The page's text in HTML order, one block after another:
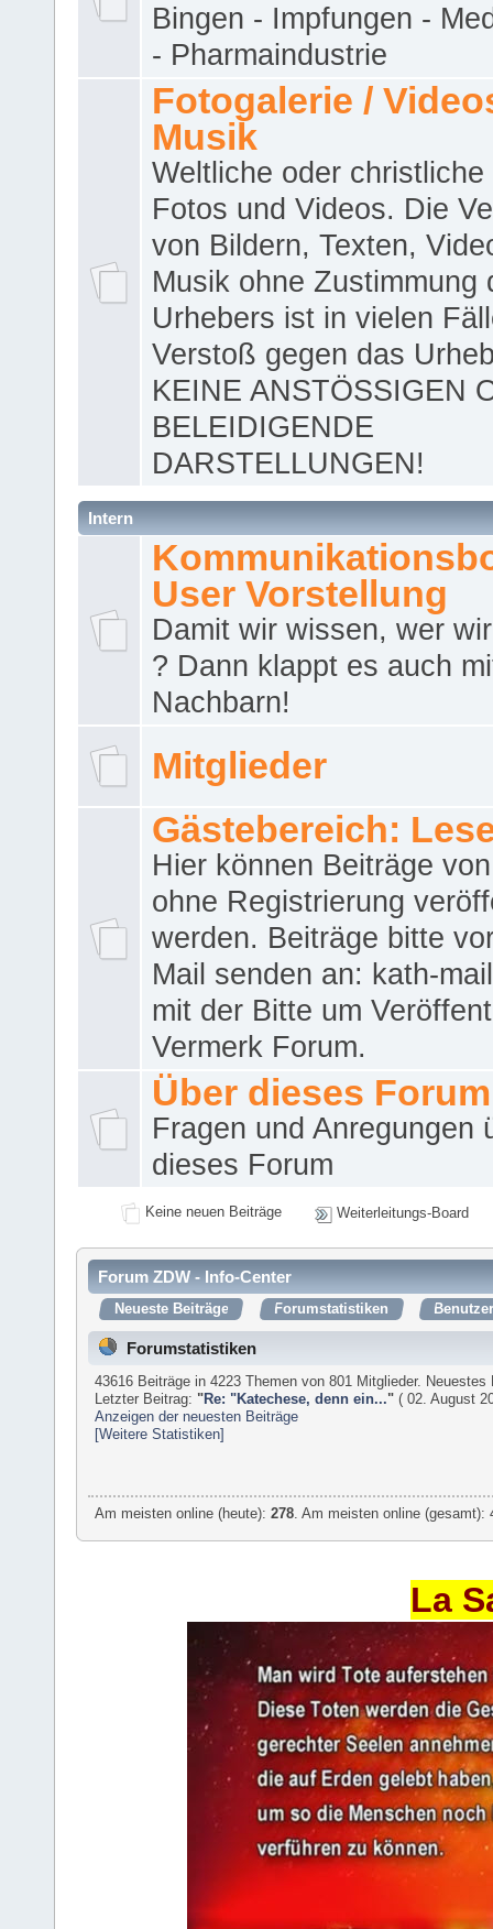
Bingen - Impfungen -
- Pharmaindustrie
Fotogalerie /
Musik
Weltliche oder christliche
Fotos und Videos. Die
von Bildern, Texten,
Musik ohne Zustimmung
Urhebers ist in vielen
Verstoß gegen das
KEINE ANSTÖSSIGEN
BELEIDIGENDE
DARSTELLUNGEN!
Intern
User Vorstellung
Damit wir wissen, wer
? Dann klappt es auch
Nachbarn!
Mitglieder
Gästebereich:
Hier können Beiträge
ohne Registrierung
werden. Beiträge bitte
Mail senden an: kath-
mit der Bitte um
Vermerk Forum.
Über dieses Forum
Fragen und Anregungen
dieses Forum
Keine neuen Beiträge Weiterleitungs-Board
Forum ZDW - Info-Center
Neueste Beiträge Forumstatistiken
Forumstatistiken
43616 Beiträge in 4223 Themen von 801 Mitglieder.
Letzter Beitrag: "Re: "Katechese, denn ein..." ( 02. August
Anzeigen der neuesten Beiträge
[Weitere Statistiken]
Am meisten online (heute):278 . Am meisten online
La